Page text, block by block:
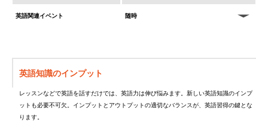
英語関連イベント 随時
英語知識のインプット
レッスンなどで英語を話すだけでは、英語力は伸び悩みます。新しい英語知識のインプ
ットも必要不可欠。インプットとアウトプットの適切なバランスが、英語習得の鍵とな
ります。